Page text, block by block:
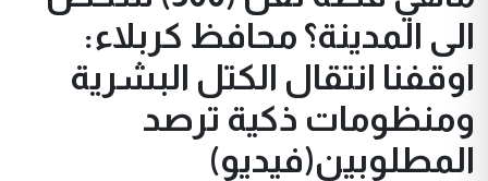
الى المدينة؟ محافظ كربلاء:
اوقفنا انتقال الكتل البشرية
ومنظومات ذكية ترصد
المطلوبين(فيديو)